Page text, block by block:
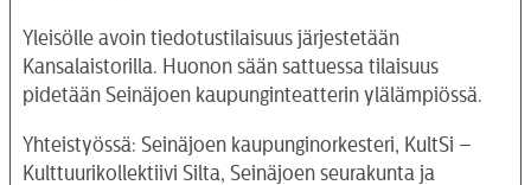
Yleisölle avoin tiedotustilaisuus järjestetään
Kansalaistorilla. Huonon sään sattuessa tilaisuus
pidetään Seinäjoen kaupunginteatterin ylälämpiössä.
Yhteistyössä: Seinäjoen kaupunginorkesteri, KultSi –
Kulttuurikollektiivi Silta, Seinäjoen seurakunta ja